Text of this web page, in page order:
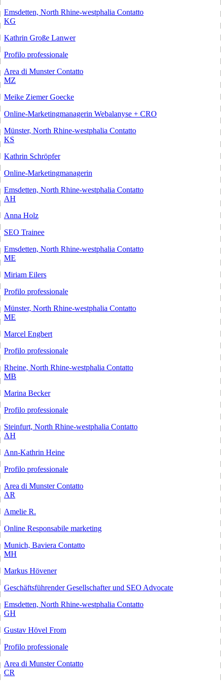
Emsdetten, North Rhine-westphalia Contatto
KG
Kathrin Große Lanwer
Profilo professionale
Area di MunsterContatto
MZ
Meike Ziemer Goecke
Online-Marketingmanagerin Webalanyse + CRO
Münster, North Rhine-westphalia Contatto
KS
Kathrin Schröpfer
Online-Marketingmanagerin
Emsdetten, North Rhine-westphalia Contatto
AH
Anna Holz
SEO Trainee
Emsdetten, North Rhine-westphalia Contatto
ME
Miriam Eilers
Profilo professionale
Münster, North Rhine-westphalia Contatto
ME
Marcel Engbert
Profilo professionale
Rheine, North Rhine-westphalia Contatto
MB
Marina Becker
Profilo professionale
Steinfurt, North Rhine-westphalia Contatto
AH
Ann-Kathrin Heine
Profilo professionale
Area di MunsterContatto
AR
Amelie R.
Online Responsabile marketing
Munich, Baviera Contatto
MH
Markus Hövener
Geschäftsführender Gesellschafter und SEO Advocate
Emsdetten, North Rhine-westphalia Contatto
GH
Gustav Hövel From
Profilo professionale
Area di MunsterContatto
CR